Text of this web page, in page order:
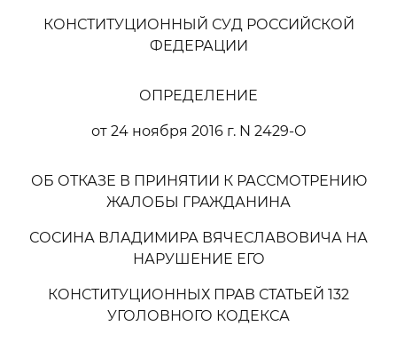
КОНСТИТУЦИОННЫЙ СУД РОССИЙСКОЙ
ФЕДЕРАЦИИ
ОПРЕДЕЛЕНИЕ
от 24 ноября 2016 г. N 2429-О
ОБ ОТКАЗЕ В ПРИНЯТИИ К РАССМОТРЕНИЮ
ЖАЛОБЫ ГРАЖДАНИНА
СОСИНА ВЛАДИМИРА ВЯЧЕСЛАВОВИЧА НА
НАРУШЕНИЕ ЕГО
КОНСТИТУЦИОННЫХ ПРАВ СТАТЬЕЙ 132
УГОЛОВНОГО КОДЕКСА